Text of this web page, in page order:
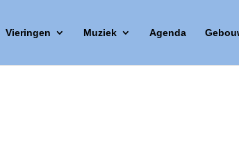
Vieringen Muziek Agenda